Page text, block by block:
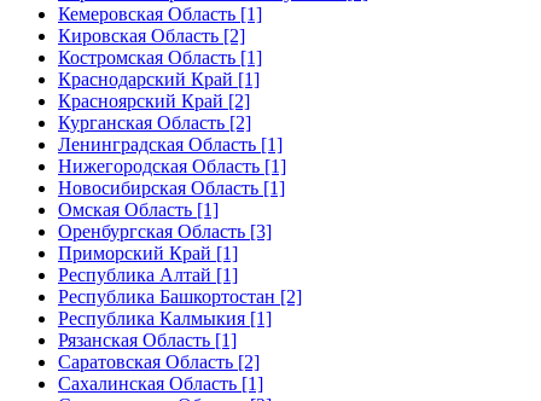
Кемеровская Область [1]
Кировская Область [2]
Костромская Область [1]
Краснодарский Край [1]
Красноярский Край [2]
Курганская Область [2]
Ленинградская Область [1]
Нижегородская Область [1]
Новосибирская Область [1]
Омская Область [1]
Оренбургская Область [3]
Приморский Край [1]
Республика Алтай [1]
Республика Башкортостан [2]
Республика Калмыкия [1]
Рязанская Область [1]
Саратовская Область [2]
Сахалинская Область [1]